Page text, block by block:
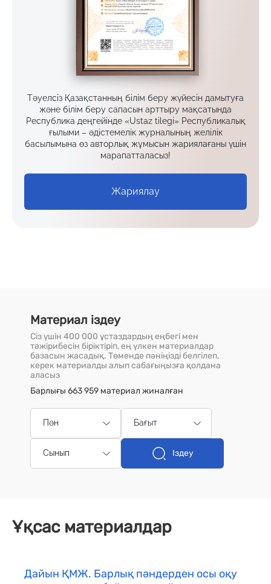
Тәуелсіз Қазақстанның білім беру жүйесін дамытуға
және білім беру сапасын арттыру мақсатында
Республика деңгейінде «Ustaz tilegi» Республикалық
ғылыми – әдістемелік журналының желілік
басылымына өз авторлық жұмысын жариялағаны үшін
марапатталасыз!
Жариялау
Материал іздеу
Сіз үшін 400 000 ұстаздардың еңбегі мен
тәжірибесін біріктіріп, ең үлкен материалдар
базасын жасадық. Төменде пәніңізді белгілеп,
керек материалды алып сабағыңызға қолдана
аласыз
Барлығы 663 959 материал жиналған
Пән Бағыт
Сынып Іздеу
Ұқсас материалдар
Дайын ҚМЖ. Барлық пәндерден осы оқу